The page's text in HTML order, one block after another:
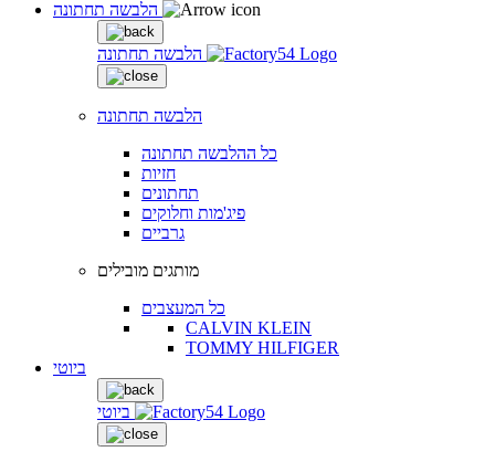
הלבשה תחתונה
הלבשה תחתונה
כל ההלבשה תחתונה
חזיות
תחתונים
פיג'מות וחלוקים
גרביים
מותגים מובילים
כל המעצבים
CALVIN KLEIN
TOMMY HILFIGER
ביוטי
ביוטי